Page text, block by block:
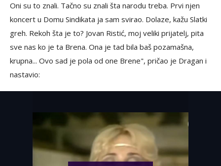
Oni su to znali. Tačno su znali šta narodu treba. Prvi njen
koncert u Domu Sindikata ja sam svirao. Dolaze, kažu Slatki
greh. Rekoh šta je to? Jovan Ristić, moj veliki prijatelj, pita
sve nas ko je ta Brena. Ona je tad bila baš pozamašna,
krupna... Ovo sad je pola od one Brene", pričao je Dragan i
nastavio: